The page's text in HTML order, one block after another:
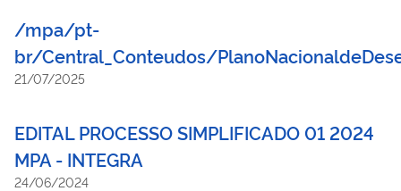
/mpa/pt-
br/Central_Conteudos/
21/07/2025
EDITAL PROCESSO SIMPLIFICADO 01 2024
MPA - INTEGRA
24/06/2024